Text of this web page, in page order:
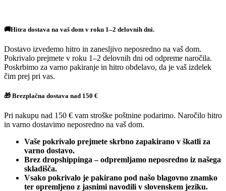
🚚Hitra dostava na vaš dom v roku 1–2 delovnih dni.
Dostavo izvedemo hitro in zanesljivo neposredno na vaš dom.
Pokrivalo prejmete v roku 1–2 delovnih dni od odpreme naročila.
Poskrbimo za varno pakiranje in hitro obdelavo, da je vaš izdelek
čim prej pri vas.
🎁 Brezplačna dostava nad 150 €
Pri nakupu nad 150 € vam stroške poštnine podarimo. Naročilo hitro
in varno dostavimo neposredno na vaš dom.
Vaše pokrivalo prejmete skrbno zapakirano v škatli za
varno dostavo.
Brez dropshippinga – odpremljamo neposredno iz našega
skladišča.
Vsako pokrivalo je pakirano pod našo blagovno znamko
ter opremljeno z jasnimi navodili v slovenskem jeziku.